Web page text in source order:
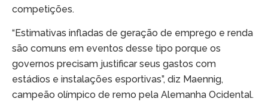
competições.
“Estimativas infladas de geração de emprego e renda
são comuns em eventos desse tipo porque os
governos precisam justificar seus gastos com
estádios e instalações esportivas”, diz Maennig,
campeão olímpico de remo pela Alemanha Ocidental.